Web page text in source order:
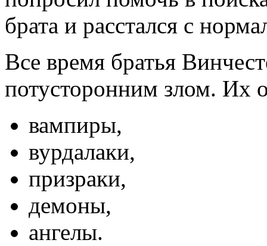
брата и расстался с
Все время братья
потусторонним злом. Их
вампиры,
вурдалаки,
призраки,
демоны,
ангелы.